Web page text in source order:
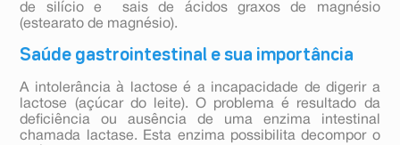
de silício e sais de ácidos graxos de magnésio
(estearato de magnésio).
Saúde gastrointestinal e sua importância
A intolerância à lactose é a incapacidade de digerir a
lactose (açúcar do leite). O problema é resultado da
deficiência ou ausência de uma enzima intestinal
chamada lactase. Esta enzima possibilita decompor o